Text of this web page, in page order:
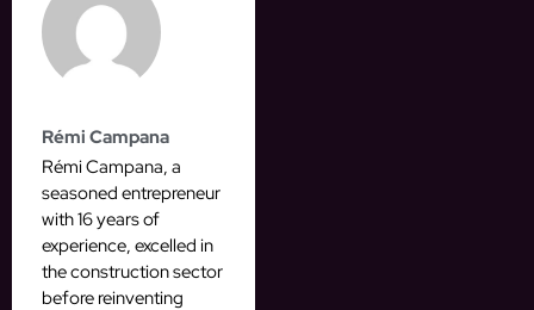
Rémi Campana
Rémi Campana, a
seasoned entrepreneur
with 16 years of
experience, excelled in
the construction sector
before reinventing